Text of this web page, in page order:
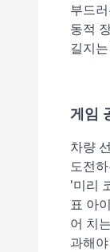
부드
동적
길지
게임
차량
도전
'미리
표 아
어 치
과해